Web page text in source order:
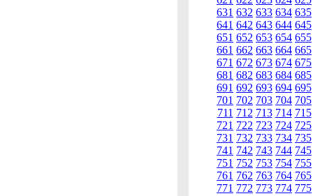
631 632 633 634 635
641 642 643 644 645
651 652 653 654 655
661 662 663 664 665
671 672 673 674 675
681 682 683 684 685
691 692 693 694 695
701 702 703 704 705
711 712 713 714 715
721 722 723 724 725
731 732 733 734 735
741 742 743 744 745
751 752 753 754 755
761 762 763 764 765
771 772 773 774 775